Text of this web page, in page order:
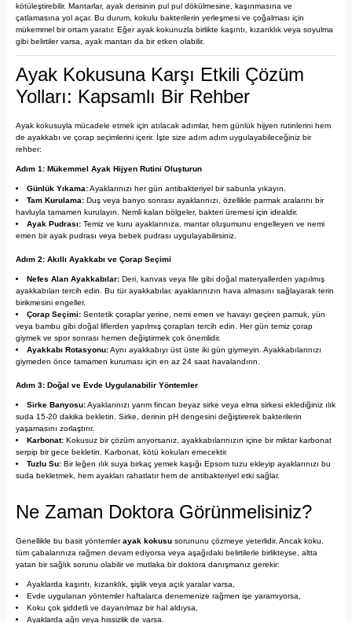
kötüleştirebilir. Mantarlar, ayak derisinin pul pul dökülmesine, kaşınmasına ve
çatlamasına yol açar. Bu durum, kokulu bakterilerin yerleşmesi ve çoğalması için
mükemmel bir ortam yaratır. Eğer ayak kokunuzla birlikte kaşıntı, kızarıklık veya soyulma
gibi belirtiler varsa, ayak mantarı da bir etken olabilir.
Ayak Kokusuna Karşı Etkili Çözüm
Yolları: Kapsamlı Bir Rehber
Ayak kokusuyla mücadele etmek için atılacak adımlar, hem günlük hijyen rutinlerini hem
de ayakkabı ve çorap seçimlerini içerir. İşte size adım adım uygulayabileceğiniz bir
rehber:
Adım 1: Mükemmel Ayak Hijyen Rutini Oluşturun
Günlük Yıkama:Ayaklarınızı her gün antibakteriyel bir sabunla yıkayın.
Tam Kurulama: Duş veya banyo sonrası ayaklarınızı, özellikle parmak aralarını bir
havluyla tamamen kurulayın. Nemli kalan bölgeler, bakteri üremesi için idealdir.
Ayak Pudrası: Temiz ve kuru ayaklarınıza, mantar oluşumunu engelleyen ve nemi
emen bir ayak pudrası veya bebek pudrası uygulayabilirsiniz.
Adım 2: Akıllı Ayakkabı ve Çorap Seçimi
Nefes Alan Ayakkabılar: Deri, kanvas veya file gibi doğal materyallerden yapılmış
ayakkabıları tercih edin. Bu tür ayakkabılar, ayaklarınızın hava almasını sağlayarak terin
birikmesini engeller.
Çorap Seçimi: Sentetik çoraplar yerine, nemi emen ve havayı geçiren pamuk, yün
veya bambu gibi doğal liflerden yapılmış çorapları tercih edin. Her gün temiz çorap
giymek ve spor sonrası hemen değiştirmek çok önemlidir.
Ayakkabı Rotasyonu:Aynı ayakkabıyı üst üste iki gün giymeyin. Ayakkabılarınızı
giymeden önce tamamen kuruması için en az 24 saat havalandırın.
Adım 3: Doğal ve Evde Uygulanabilir Yöntemler
Sirke Banyosu:Ayaklarınızı yarım fincan beyaz sirke veya elma sirkesi eklediğiniz ılık
suda 15-20 dakika bekletin. Sirke, derinin pH dengesini değiştirerek bakterilerin
yaşamasını zorlaştırır.
Karbonat: Kokusuz bir çözüm arıyorsanız, ayakkabılarınızın içine bir miktar karbonat
serpip bir gece bekletin. Karbonat, kötü kokuları emecektir.
Tuzlu Su: Bir leğen ılık suya birkaç yemek kaşığı Epsom tuzu ekleyip ayaklarınızı bu
suda bekletmek, hem ayakları rahatlatır hem de antibakteriyel etki sağlar.
Ne Zaman Doktora Görünmelisiniz?
Genellikle bu basit yöntemlerayak kokusu sorununu çözmeye yeterlidir. Ancak koku,
tüm çabalarınıza rağmen devam ediyorsa veya aşağıdaki belirtilerle birlikteyse, altta
yatan bir sağlık sorunu olabilir ve mutlaka bir doktora danışmanız gerekir:
Ayaklarda kaşıntı, kızarıklık, şişlik veya açık yaralar varsa,
Evde uygulanan yöntemler haftalarca denemenize rağmen işe yaramıyorsa,
Koku çok şiddetli ve dayanılmaz bir hal aldıysa,
Ayaklarda ağrı veya hissizlik de varsa.